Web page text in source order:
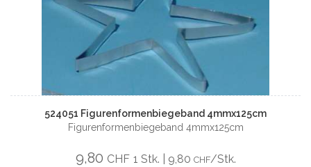
524051 Figurenformenbiegeband 4mmx125cm
Figurenformenbiegeband 4mmx125cm
9,80 CHF 1 Stk. | 9,80 CHF/Stk.